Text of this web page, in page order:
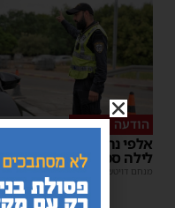
הודעה לנהגים
אלפי נהגים יושפעו: עבודות
לילה סמוך לאשדוד
מנחם דויטש 11:10